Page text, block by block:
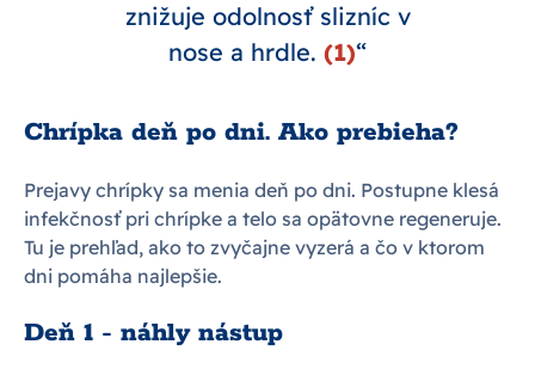
znižuje odolnosť slizníc v
nose a hrdle. (1)“
Chrípka deň po dni. Ako prebieha?
Prejavy chrípky sa menia deň po dni. Postupne klesá
infekčnosť pri chrípke a telo sa opätovne regeneruje.
Tu je prehľad, ako to zvyčajne vyzerá a čo v ktorom
dni pomáha najlepšie.
Deň 1 - náhly nástup